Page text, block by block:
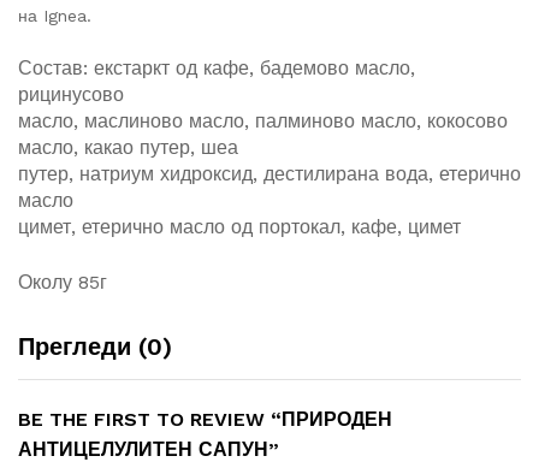
на Ignea.
Состав: екстаркт од кафе, бадемово масло,
рицинусово
масло, маслиново масло, палминово масло, кокосово
масло, какао путер, шеа
путер, натриум хидроксид, дестилирана вода, етерично
масло
цимет, етерично масло од портокал, кафе, цимет
Околу 85г
Прегледи (0)
BE THE FIRST TO REVIEW “ПРИРОДЕН
АНТИЦЕЛУЛИТЕН САПУН”